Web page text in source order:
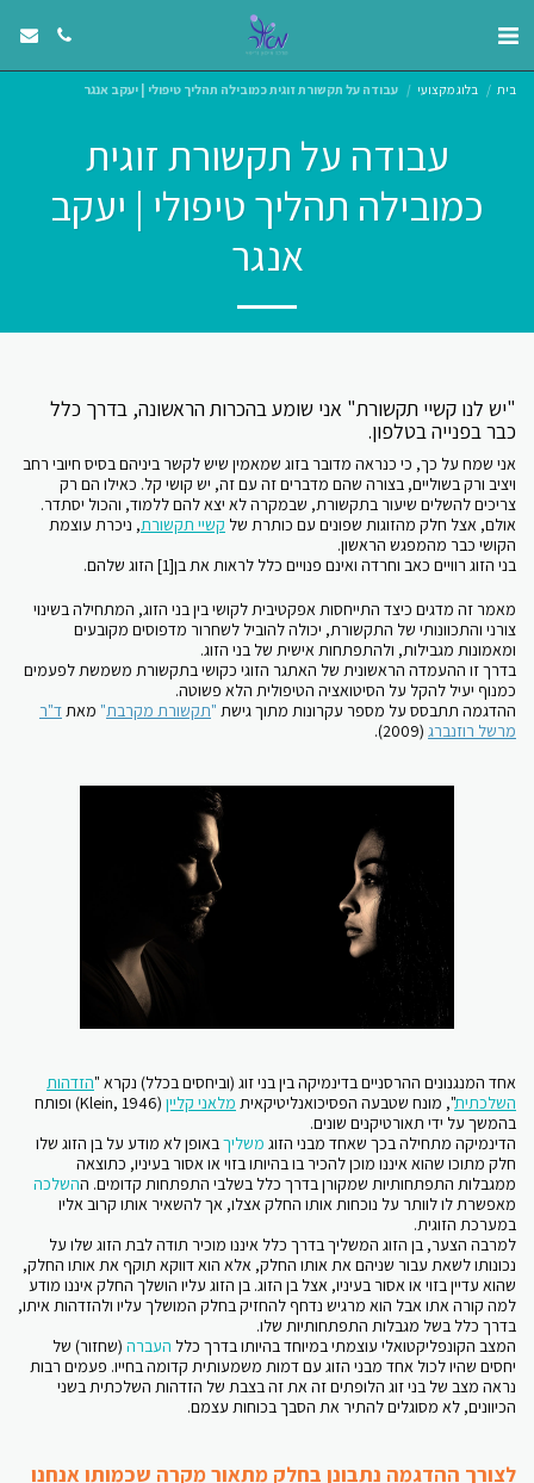
בית בלוג מקצועי עבודה על תקשורת זוגית כמובילה תהליך טיפולי | יעקב אנגר
עבודה על תקשורת זוגית
כמובילה תהליך טיפולי | יעקב
אנגר
"יש לנו קשיי תקשורת" אני שומע בהכרות הראשונה, בדרך כלל
כבר בפנייה בטלפון.
אני שמח על כך, כי כנראה מדובר בזוג שמאמין שיש לקשר ביניהם בסיס חיובי רחב
ויציב ורק בשוליים, בצורה שהם מדברים זה עם זה, יש קושי קל. כאילו הם רק
צריכים להשלים שיעור בתקשורת, שבמקרה לא יצא להם ללמוד, והכול יסתדר.
אולם, אצל חלק מהזוגות שפונים עם כותרת של קשיי תקשורת, ניכרת עוצמת
הקושי כבר מהמפגש הראשון.
בני הזוג רוויים כאב וחרדה ואינם פנויים כלל לראות את בן[1] הזוג שלהם.
מאמר זה מדגים כיצד התייחסות אפקטיבית לקושי בין בני הזוג, המתחילה בשינוי
צורני והתכוונותי של התקשורת, יכולה להוביל לשחרור מדפוסים מקובעים
ומאמונות מגבילות, ולהתפתחות אישית של בני הזוג.
בדרך זו ההעמדה הראשונית של האתגר הזוגי כקושי בתקשורת משמשת לפעמים
כמנוף יעיל להקל על הסיטואציה הטיפולית הלא פשוטה.
ההדגמה תתבסס על מספר עקרונות מתוך גישת "תקשורת מקרבת" מאתד"ר
מרשל רוזנברג (2009).
אחד המנגנונים ההרסניים בדינמיקה בין בני זוג (וביחסים בכלל) נקרא "הזדהות
השלכתית", מונח שטבעה הפסיכואנליטיקאית מלאני קליין
(Klein, 1946) ופותח
בהמשך על ידי תאורטיקנים שונים.
הדינמיקה מתחילה בכך שאחד מבני הזוג משליךבאופן לא מודע על בן הזוג שלו
חלק מתוכו שהוא איננו מוכן להכיר בו בהיותו בזוי או אסור בעיניו, כתוצאה
ממגבלות התפתחותיות שמקורן בדרך כלל בשלבי התפתחות קדומים. ההשלכה
מאפשרת לו לוותר על נוכחות אותו החלק אצלו, אך להשאיר אותו קרוב אליו
במערכת הזוגית.
למרבה הצער, בן הזוג המשליך בדרך כלל איננו מוכיר תודה לבת הזוג שלו על
נכונותו לשאת עבור שניהם את אותו החלק, אלא הוא דווקא תוקף את אותו החלק,
שהוא עדיין בזוי או אסור בעיניו, אצל בן הזוג. בן הזוג עליו הושלך החלק איננו מודע
למה קורה אתו אבל הוא מרגיש נדחף להחזיק בחלק המושלך עליו ולהזדהות איתו,
בדרך כלל בשל מגבלות התפתחותיות שלו.
המצב הקונפליקטואלי עוצמתי במיוחד בהיותו בדרך כלל העברה (שחזור) של
יחסים שהיו לכול אחד מבני הזוג עם דמות משמעותית קדומה בחייו. פעמים רבות
נראה מצב של בני זוג הלופתים זה את זה בצבת של הזדהות השלכתית בשני
הכיוונים, לא מסוגלים להתיר את הסבך בכוחות עצמם.
לצורך ההדגמה נתבונן בחלק מתאור מקרה שכמותו אנחנו